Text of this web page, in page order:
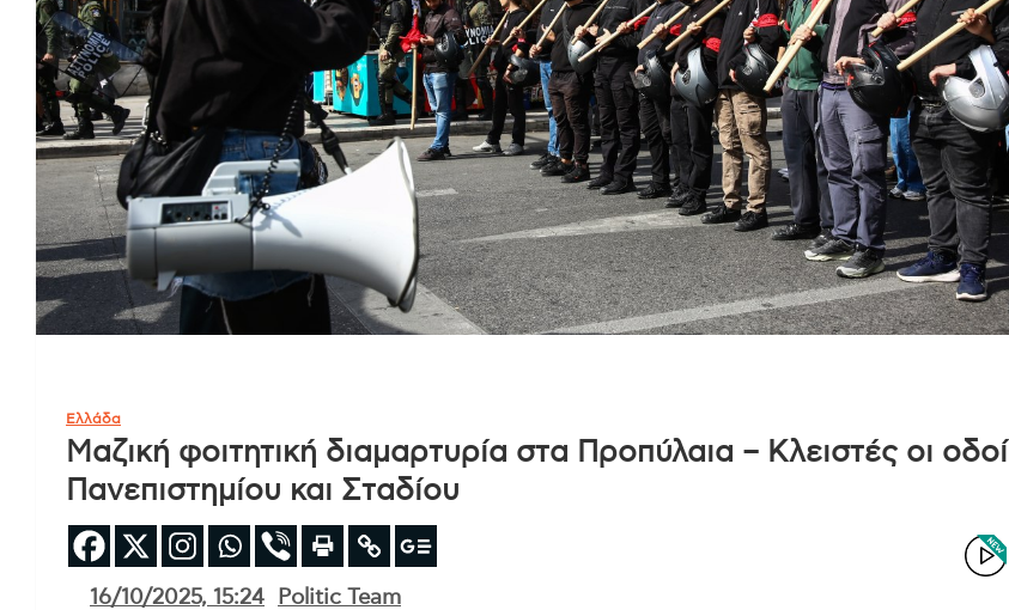
Ελλάδα
Μαζική φοιτητική διαμαρτυρία στα Προπύλαια – Κλειστές οι οδοί
Πανεπιστημίου και Σταδίου
16/10/2025, 15:24 Politic Team